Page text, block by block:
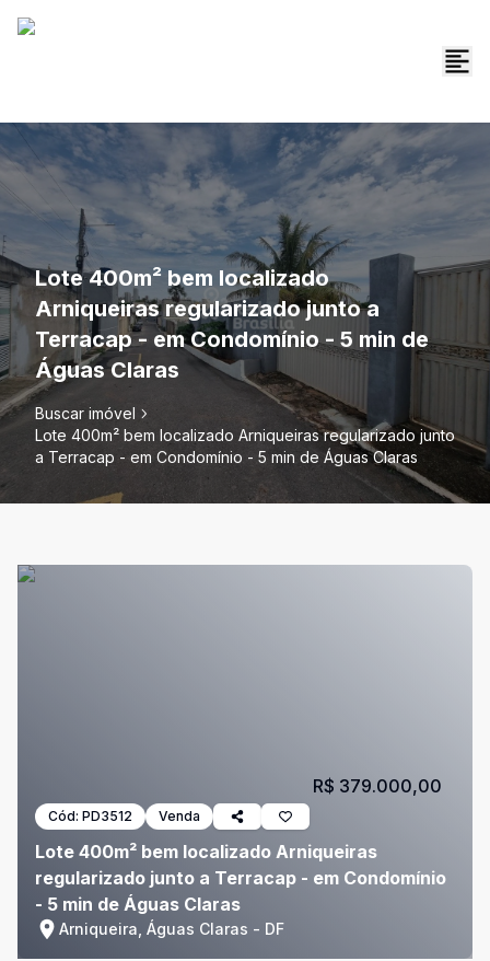
Lote 400m² bem localizado
Arniqueiras regularizado junto a
Terracap - em Condomínio - 5 min de
Águas Claras
Buscar imóvel
Lote 400m² bem localizado Arniqueiras regularizado junto
a Terracap - em Condomínio - 5 min de Águas Claras
Cód: PD3512 Venda
Lote 400m² bem localizado Arniqueiras
regularizado junto a Terracap - em Condomínio
- 5 min de Águas Claras
Arniqueira, Águas Claras - DF
R$ 379.000,00